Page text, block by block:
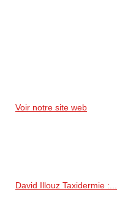
Voir notre site web
David Illouz Taxidermie :...